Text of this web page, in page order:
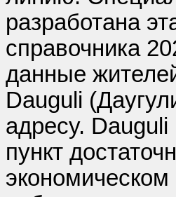
разработана
справочника
данные
Dauguli
адресу.
пункт